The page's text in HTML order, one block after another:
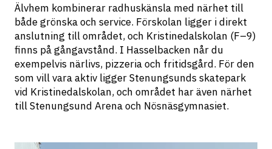
Älvhem kombinerar radhuskänsla med närhet till
både grönska och service. Förskolan ligger i direkt
anslutning till området, och Kristinedalskolan (F–9)
finns på gångavstånd. I Hasselbacken når du
exempelvis närlivs, pizzeria och fritidsgård. För den
som vill vara aktiv ligger Stenungsunds skatepark
vid Kristinedalskolan, och området har även närhet
till Stenungsund Arena och Nösnäsgymnasiet.